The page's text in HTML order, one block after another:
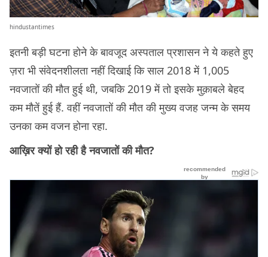
hindustantimes
इतनी बड़ी घटना होने के बावजूद अस्पताल प्रशासन ने ये कहते हुए
ज़रा भी संवेदनशीलता नहीं दिखाई कि साल 2018 में 1,005
नवजातों की मौत हुई थी, जबकि 2019 में तो इसके मुक़ाबले बेहद
कम मौतें हुई हैं. वहीं नवजातों की मौत की मुख्य वजह जन्म के समय
उनका कम वजन होना रहा.
आख़िर क्यों हो रही है नवजातों की मौत?